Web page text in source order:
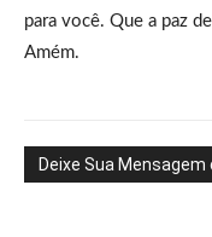
para você. Que a paz
Amém.
Deixe Sua Mensagem